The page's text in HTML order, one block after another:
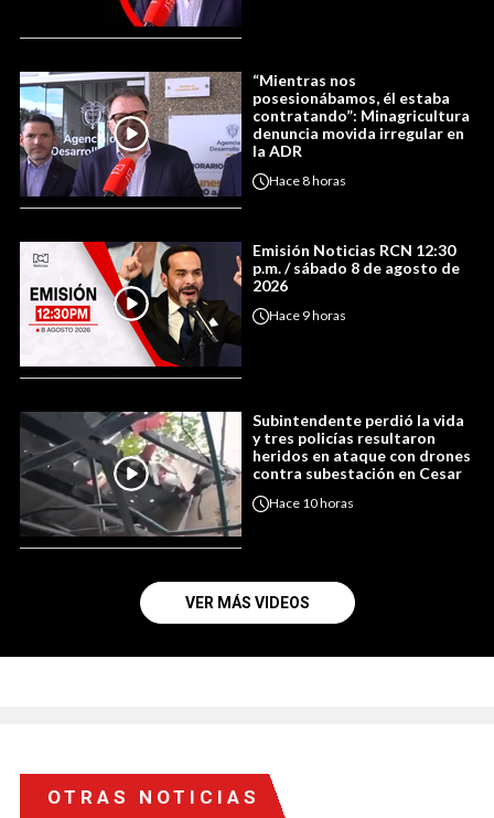
“Mientras nos
posesionábamos, él estaba
contratando”: Minagricultura
denuncia movida irregular en
la ADR
Hace8 horas
Emisión Noticias RCN 12:30
p.m. / sábado 8 de agosto de
2026
Hace 9 horas
Subintendente perdió la vida
y tres policías resultaron
heridos en ataque con drones
contra subestación en Cesar
Hace 10 horas
VER MÁS VIDEOS
OTRAS NOTICIAS